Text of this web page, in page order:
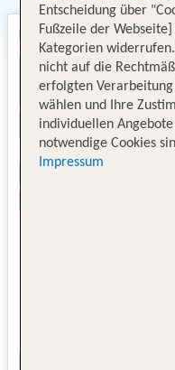
Entscheidung über
Fußzeile der
Kategorien
nicht auf die
erfolgten Verarbeitung
wählen und Ihre
individuellen
notwendige Cookies
Impressum